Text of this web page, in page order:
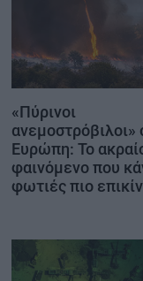
«Πύρινοι
ανεμοστρόβιλοι»
Ευρώπη: Το
φαινόμενο που
φωτιές πιο